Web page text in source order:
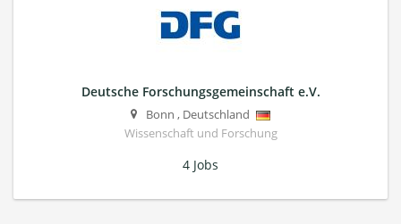
Deutsche Forschungsgemeinschaft e.V.
Bonn , Deutschland
Wissenschaft und Forschung
4 Jobs